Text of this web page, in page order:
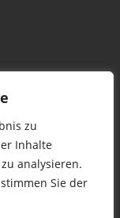
zu
Inhalte
analysieren.
Sie der